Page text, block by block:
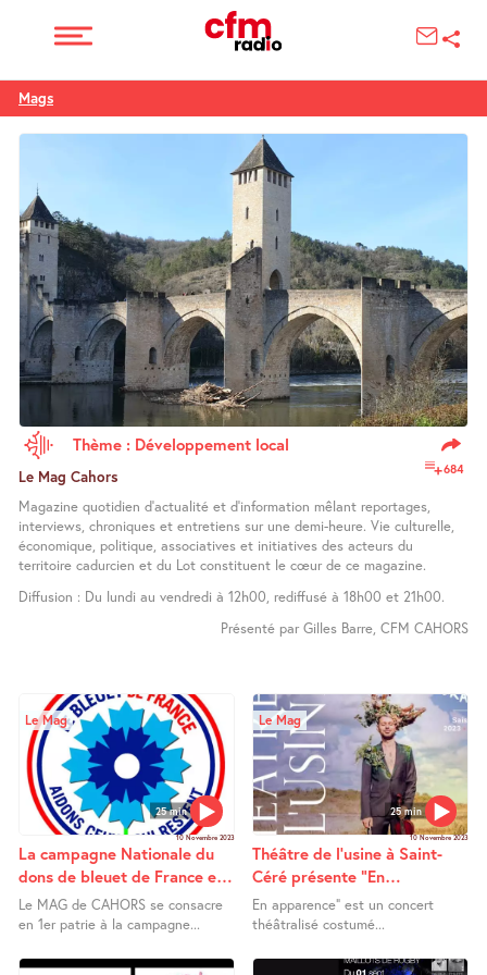
Mags
Thème : Développement local
684
Le Mag Cahors
Magazine quotidien d’actualité et d’information mêlant reportages,
interviews, chroniques et entretiens sur une demi-heure. Vie culturelle,
économique, politique, associatives et initiatives des acteurs du
territoire cadurcien et du Lot constituent le cœur de ce magazine.
Diffusion : Du lundi au vendredi à 12h00, rediffusé à 18h00 et 21h00.
Présenté par Gilles Barre, CFM CAHORS
25 min
Le Mag
10 Novembre 2023
La campagne Nationale du
dons de bleuet de France et
Le Refuge Canin Lotois
Le MAG de CAHORS se consacre
en 1er patrie à la campagne...
25 min
Le Mag
10 Novembre 2023
Théâtre de l’usine à Saint-
Céré présente "En
Apparence"
En apparence” est un concert
théâtralisé costumé...